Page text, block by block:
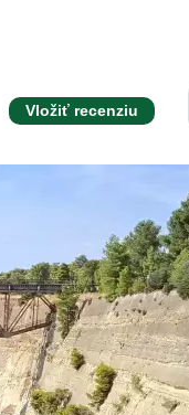
Vložiť recenziu